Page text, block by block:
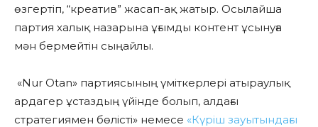
өзгертіп, “креатив” жасап-ақ жатыр. Осылайша
партия халық назарына ұғымды контент ұсынуға
мән бермейтін сыңайлы.
«Nur Otan» партиясының үміткерлері атыраулық
ардагер ұстаздың үйінде болып, алдағы
стратегиямен бөлісті» немесе «Күріш зауытындағы